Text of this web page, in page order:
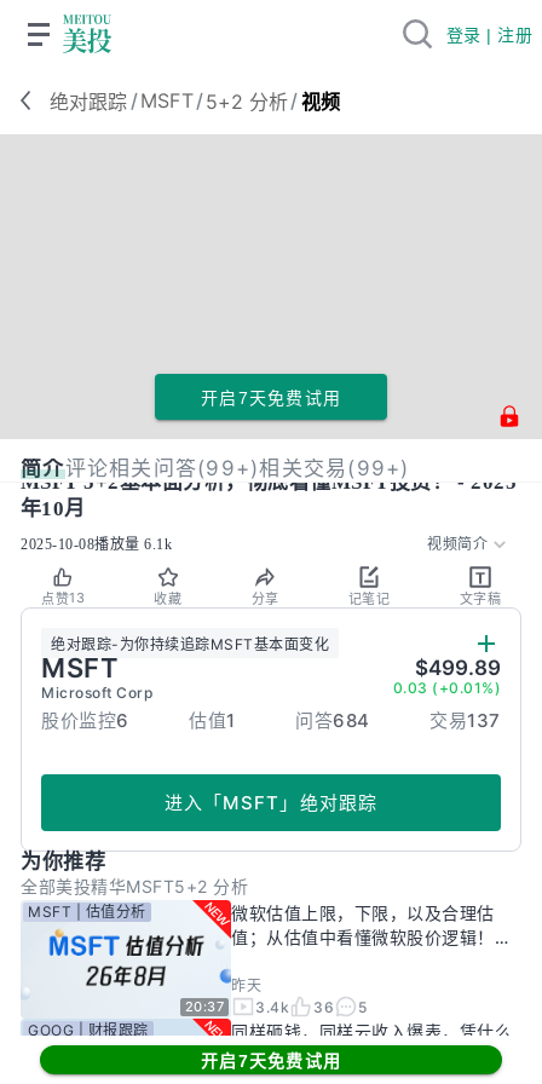
绝对跟踪 /MSFT/5+2 分析/视频
开启7天免费试用
简介评论相关问答(99+)相关交易(99+)
MSFT 5+2基本面分析，彻底看懂MSFT投资！ - 2025
年10月
2025-10-08播放量 6.1k 视频简介
点赞13 收藏 分享 记笔记 文字稿
绝对跟踪- 为你持续追踪MSFT基本面变化
MSFT
Microsoft Corp
$499.89
0.03 (+0.01%)
股价监控6 估值1 问答684 交易137
进入 「MSFT 」 绝对跟踪
为你推荐
全部美投精华MSFT5+2 分析
20:37
MSFT | 估值分析
微软估值上限，下限，以及合理估
值；从估值中看懂微软股价逻辑！
昨天
3.4k
36
5
GOOG | 财报跟踪
同样砸钱，同样云收入爆表，凭什么
只有谷歌被市场惩罚？一期视频，告
诉你谷歌真正的投资回报率有多高！
开启7天免费试用
登录 | 注册